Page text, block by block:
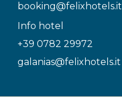
booking@felixhotels.it
Info hotel
+39 0782 29972
galanias@felixhotels.it